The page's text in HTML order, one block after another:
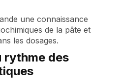
une connaissance
de la pâte et
les dosages.
rythme des